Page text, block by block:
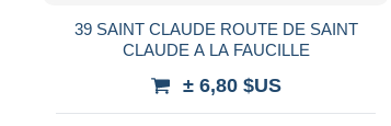
39 SAINT CLAUDE ROUTE DE SAINT
CLAUDE A LA FAUCILLE
± 6,80 $US